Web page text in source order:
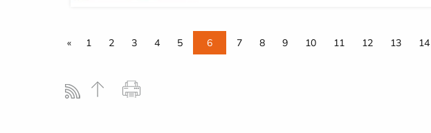
« 1 2 3 4 5 6 7 8 9 10 11 12 13 14